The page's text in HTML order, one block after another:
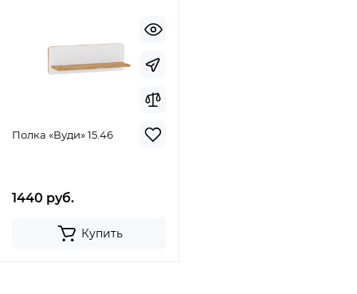
Полка «Вуди» 15.46
1440 руб.
Купить